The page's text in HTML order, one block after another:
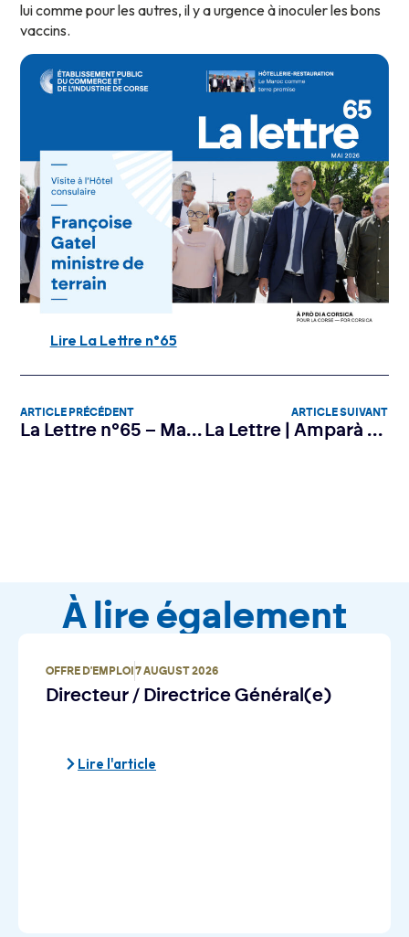
lui comme pour les autres, il y a urgence à inoculer les bons
vaccins.
Lire La Lettre n°65
ARTICLE PRÉCÉDENT
La Lettre n°65 – Mai 2026
ARTICLE SUIVANT
La Lettre | Amparà change de braquet
À lire également
OFFRE D'EMPLOI 7 AUGUST 2026
Directeur / Directrice Général(e)
Lire l'article